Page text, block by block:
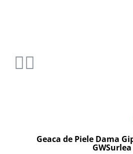
Geaca de Piele Dama
GWSurlea